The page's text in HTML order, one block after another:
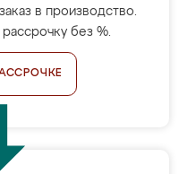
в производство.
без %.